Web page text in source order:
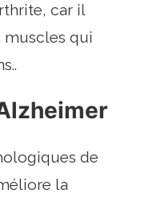
car il
qui
de
la